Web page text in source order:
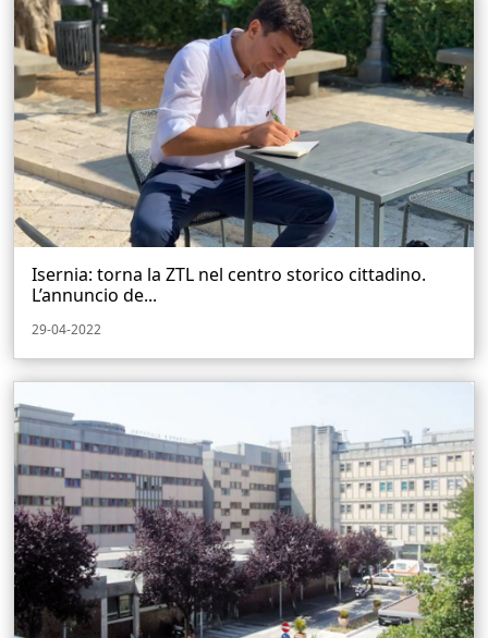
Isernia: torna la ZTL nel centro storico cittadino.
L’annuncio de...
29-04-2022